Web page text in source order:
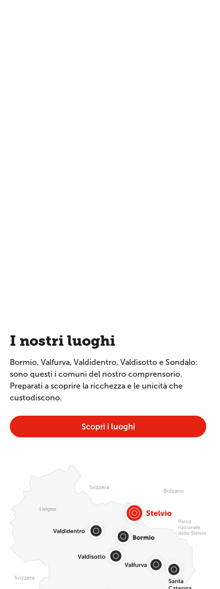
I nostri luoghi
Bormio, Valfurva, Valdidentro, Valdisotto e Sondalo:
sono questi i comuni del nostro comprensorio.
Preparati a scoprire la ricchezza e le unicità che
custodiscono.
Scopri i luoghi